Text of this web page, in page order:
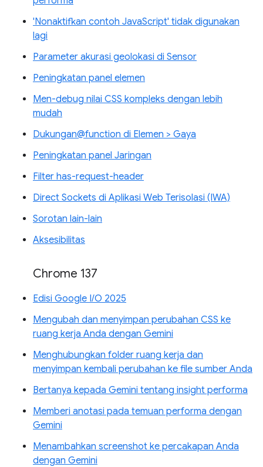
'Nonaktifkan contoh JavaScript' tidak digunakan
lagi
Parameter akurasi geolokasi di Sensor
Peningkatan panel elemen
Men-debug nilai CSS kompleks dengan lebih
mudah
Dukungan@function di Elemen > Gaya
Peningkatan panel Jaringan
Filter has-request-header
Direct Sockets di Aplikasi Web Terisolasi (IWA)
Sorotan lain-lain
Aksesibilitas
Chrome 137
Edisi Google I/O 2025
Mengubah dan menyimpan perubahan CSS ke
ruang kerja Anda dengan Gemini
Menghubungkan folder ruang kerja dan
menyimpan kembali perubahan ke file sumber Anda
Bertanya kepada Gemini tentang insight performa
Memberi anotasi pada temuan performa dengan
Gemini
Menambahkan screenshot ke percakapan Anda
dengan Gemini